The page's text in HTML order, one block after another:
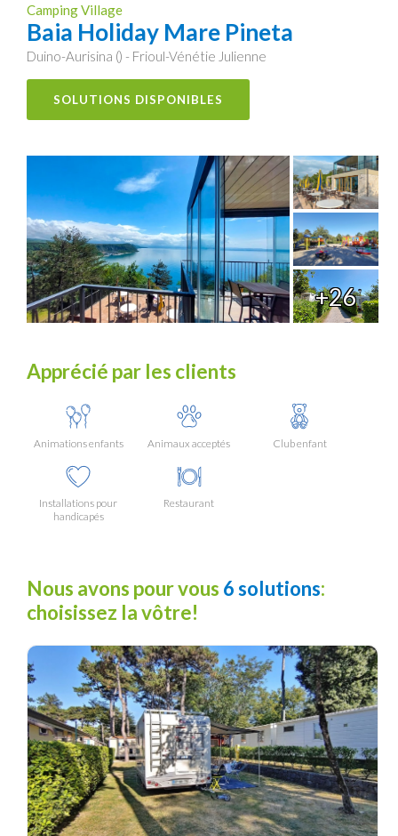
Camping Village
Baia Holiday Mare Pineta
Duino-Aurisina () - Frioul-Vénétie Julienne
SOLUTIONS DISPONIBLES
+26
Apprécié par les clients
Animations enfants Animaux acceptés Club enfant
Installations pour
handicapés
Restaurant
Nous avons pour vous 6 solutions:
choisissez la vôtre!